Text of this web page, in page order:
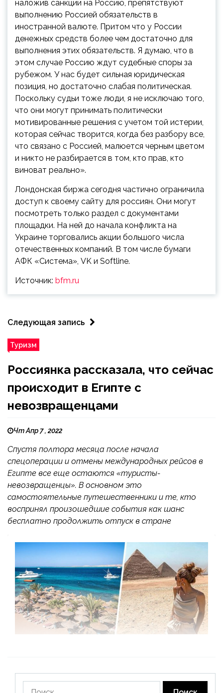
наложив санкции на Россию, препятствуют
выполнению Россией обязательств в
иностранной валюте. Притом что у России
денежных средств более чем достаточно для
выполнения этих обязательств. Я думаю, что в
этом случае Россию ждут судебные споры за
рубежом. У нас будет сильная юридическая
позиция, но достаточно слабая политическая.
Поскольку судьи тоже люди, я не исключаю того,
что они могут принимать политически
мотивированные решения с учетом той истерии,
которая сейчас творится, когда без разбору все,
что связано с Россией, малюется черным цветом
и никто не разбирается в том, кто прав, кто
виноват реально».
Лондонская биржа сегодня частично ограничила
доступ к своему сайту для россиян. Они могут
посмотреть только раздел с документами
площадки. На ней до начала конфликта на
Украине торговались акции большого числа
отечественных компаний. В том числе бумаги
АФК «Система», VK и Softline.
Источник: bfm.ru
Следующая запись
Туризм
Россиянка рассказала, что сейчас
происходит в Египте с
невозвращенцами
Чт Апр 7 , 2022
Спустя полтора месяца после начала
спецоперации и отмены международных рейсов в
Египте все еще остаются «туристы-
невозвращенцы». В основном это
самостоятельные путешественники и те, кто
воспринял произошедшие события как шанс
бесплатно продолжить отпуск в стране